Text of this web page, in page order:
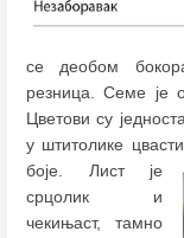
се деобом
резница. Семе је
Цветови су
у штитолике
боје. Лист је
срцолик и
чекињаст, тамно